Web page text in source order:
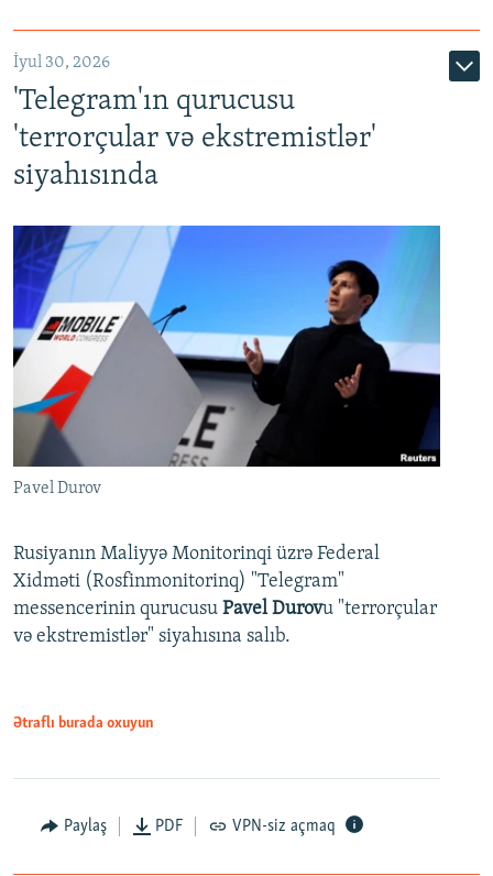
İyul 30, 2026
'Telegram'ın qurucusu
'terrorçular və ekstremistlər'
siyahısında
Pavel Durov
Rusiyanın Maliyyə Monitorinqi üzrə Federal
Xidməti (Rosfinmonitorinq) "Telegram"
messencerinin qurucusu Pavel Durovu "terrorçular
və ekstremistlər" siyahısına salıb.
Ətraflı burada oxuyun
Paylaş PDF VPN-siz açmaq